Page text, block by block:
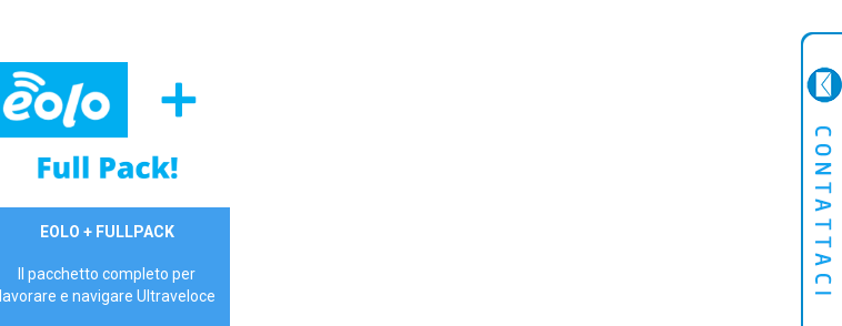
34,90 €/meseEOLO + FULLPACK
Il pacchetto completo per
lavorare e navigare Ultraveloce